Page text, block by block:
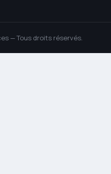
— Tous droits réservés.